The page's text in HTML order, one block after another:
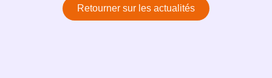
Retourner sur les actualités